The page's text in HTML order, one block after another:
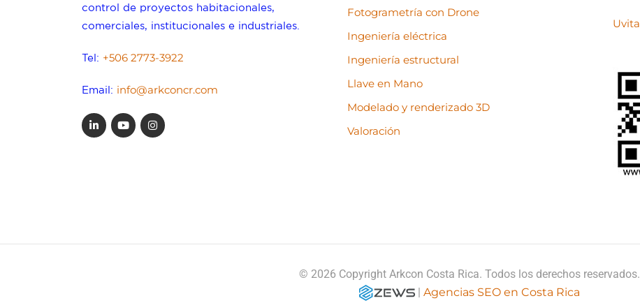
control de proyectos habitacionales,
comerciales, institucionales e industriales.
Tel: +506 2773-3922
Email: info@arkconcr.com
Fotogrametría con Drone
Ingeniería eléctrica
Ingeniería estructural
Llave en Mano
Modelado y renderizado 3D
Valoración
Uvita
© 2026 Copyright Arkcon Costa Rica. Todos los derechos reservados.
| Agencias SEO en Costa Rica